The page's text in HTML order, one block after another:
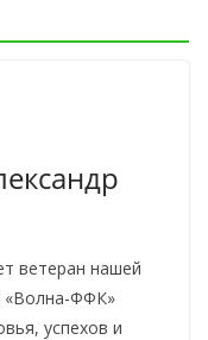
ветеран нашей
«Волна-ФФК»
успехов и